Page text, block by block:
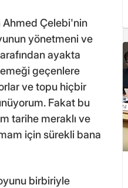
Ahmed Çelebi'nin
yönetmeni ve
ayakta
emeği geçenlere
ve topu hiçbir
Fakat bu
tarihe meraklı ve
için sürekli bana
birbiriyle